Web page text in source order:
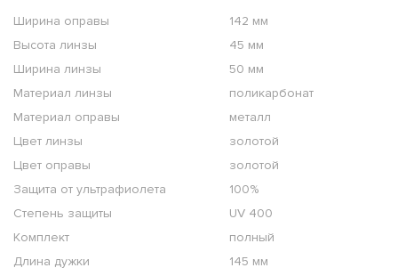
Ширина оправы
142 мм
Высота линзы
45 мм
Ширина линзы
50 мм
Материал линзы
поликарбонат
Материал оправы
металл
Цвет линзы
золотой
Цвет оправы
золотой
Защита от ультрафиолета
100%
Степень защиты
UV 400
Комплект
полный
Длина дужки
145 мм